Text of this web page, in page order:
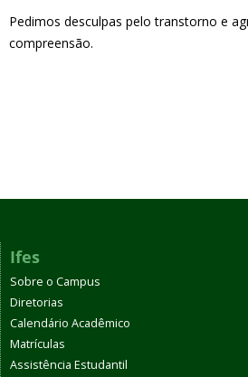
Pedimos desculpas pelo transtorno e
compreensão.
Ifes
Sobre o Campus
Diretorias
Calendário Acadêmico
Matrículas
Assistência Estudantil